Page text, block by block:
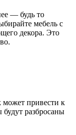
— будь то
мебель с
декора. Это
может привести к
будут разбросаны